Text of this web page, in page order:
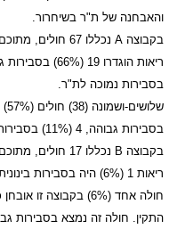
והאבחנה של ת"ר בשיחרור.
בקבוצה A
בסבירות נמוכה לת"ר.
בסבירות גבוהה, 4 (11%) בסבירות בינונית ו-29 (76%) בסבירות נמוכה לת"ר.
בקבוצה B
חולה אחד (6%) בקבוצה זו אובחן כלוקה בת"ר, למרות שרמת
התקין. חולה זה נמצא בסבירות